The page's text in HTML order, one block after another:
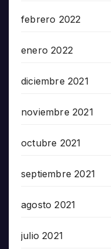
febrero 2022
enero 2022
diciembre 2021
noviembre 2021
octubre 2021
septiembre 2021
agosto 2021
julio 2021